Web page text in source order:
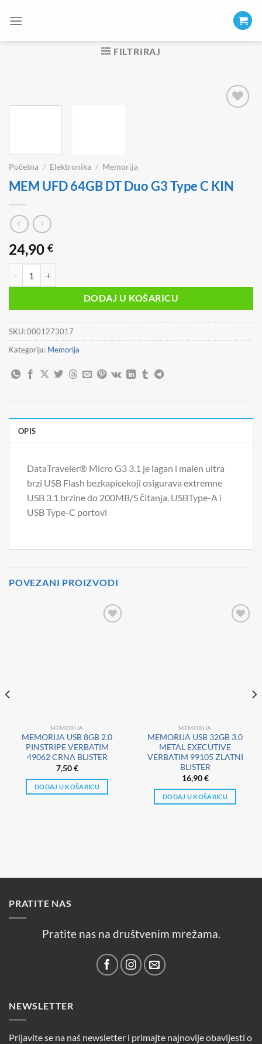
FILTRIRAJ
Početna / Elektronika / Memorija
MEM UFD 64GB DT Duo G3 Type C KIN
24,90 €
DODAJ U KOŠARICU
SKU:0001273017
Kategorija: Memorija
OPIS
DataTraveler® Micro G3 3.1 je lagan i malen ultra
brzi USB Flash bezkapicekoji osigurava extremne
USB 3.1 brzine do 200MB/S čitanja. USBType-A i
USB Type-C portovi
POVEZANI PROIZVODI
MEMORIJA
MEMORIJA USB 8GB 2.0
PINSTRIPE VERBATIM
49062 CRNA BLISTER
7,50€
DODAJ U KOŠARICU
MEMORIJA
MEMORIJA USB 32GB 3.0
METAL EXECUTIVE
VERBATIM 99105 ZLATNI
BLISTER
16,90€
DODAJ U KOŠARICU
PRATITE NAS
Pratite nas na društvenim mrežama.
NEWSLETTER
Prijavite se na naš newsletter i primajte najnovije obavijesti o